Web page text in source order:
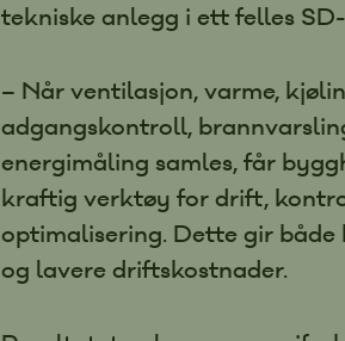
tekniske anlegg i ett felles
– Når ventilasjon, varme,
adgangskontroll,
energimåling samles, får
kraftig verktøy for drift,
optimalisering. Dette gir både
og lavere driftskostnader.